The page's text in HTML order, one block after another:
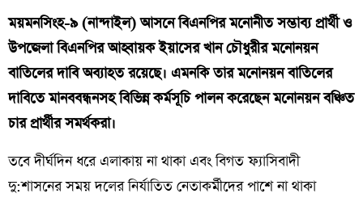
ময়মনসিংহ-৯ (নান্দাইল) আসনে বিএনপির মনোনীত সম্ভাব্য প্রার্থী ও
উপজেলা বিএনপির আহ্বায়ক ইয়াসের খান চৌধুরীর মনোনয়ন
বাতিলের দাবি অব্যাহত রয়েছে। এমনকি তার মনোনয়ন বাতিলের
দাবিতে মানববন্ধনসহ বিভিন্ন কর্মসূচি পালন করেছেন মনোনয়ন বঞ্চিত
চার প্রার্থীর সমর্থকরা।
তবে দীর্ঘদিন ধরে এলাকায় না থাকা এবং বিগত ফ্যাসিবাদী
দু:শাসনের সময় দলের নির্যাতিত নেতাকর্মীদের পাশে না থাকা